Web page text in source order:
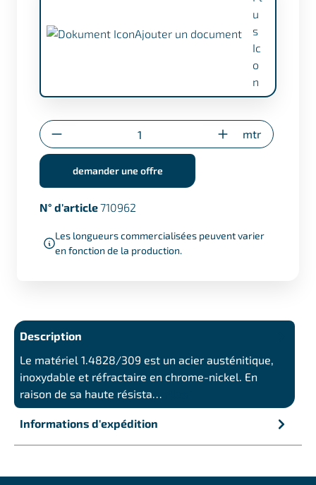
Ajouter un document
Certificat de réestampillage
(uniquement pour les découpes
spéciales)
Quantité mtr
demander une offre
N° d'article710962
Les longueurs commercialisées peuvent varier
en fonction de la production.
Description
Le matériel 1.4828/309 est un acier austénitique,
inoxydable et réfractaire en chrome-nickel. En
raison de sa haute résista…
Informations d'expédition